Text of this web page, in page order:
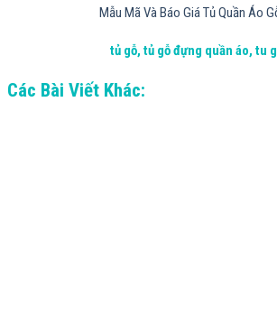
Mẫu Mã Và Báo Giá Tủ Quần Áo
tủ gỗ, tủ gỗ đựng quần áo, tu
Các Bài Viết Khác: